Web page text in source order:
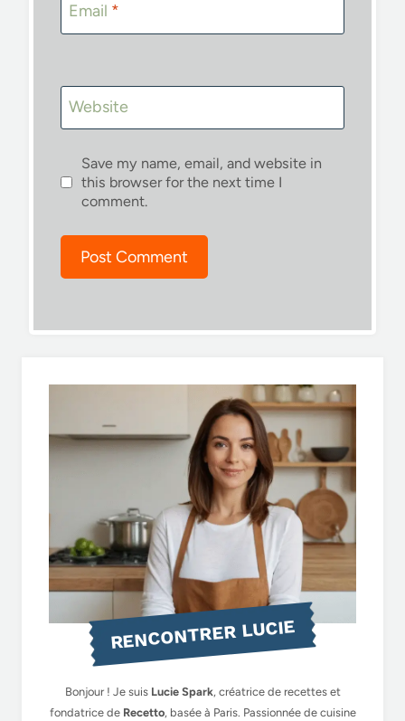
Email *
Website
Save my name, email, and website in
this browser for the next time I
comment.
RENCONTRER LUCIE
Bonjour ! Je suis Lucie Spark, créatrice de recettes et
fondatrice de Recetto, basée à Paris. Passionnée de cuisine